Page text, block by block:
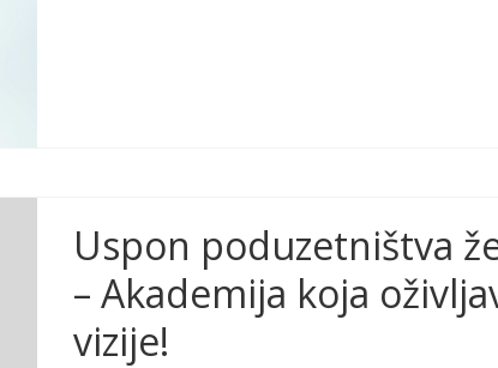
Uspon poduzetništva
– Akademija koja
vizije!